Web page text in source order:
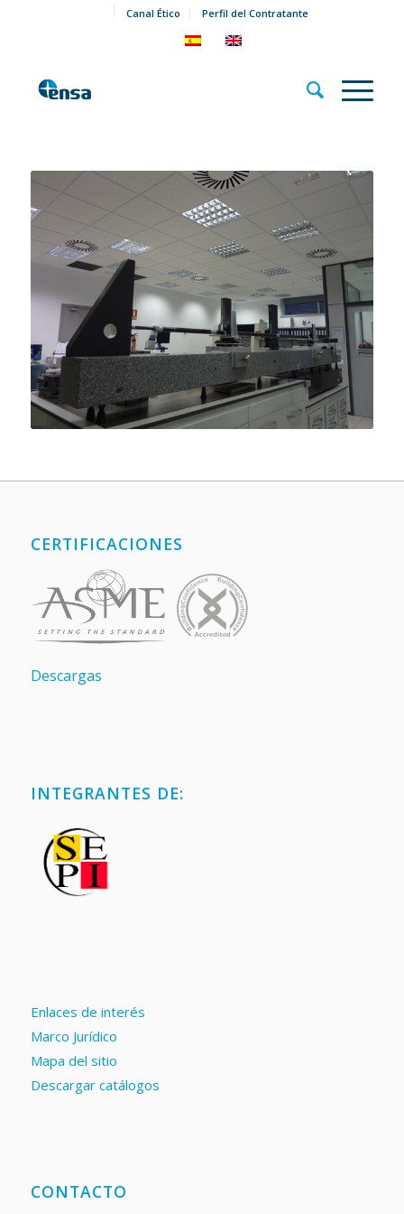
Canal Ético Perfil del Contratante
CERTIFICACIONES
Descargas
INTEGRANTES DE:
Enlaces de interés
Marco Jurídico
Mapa del sitio
Descargar catálogos
CONTACTO